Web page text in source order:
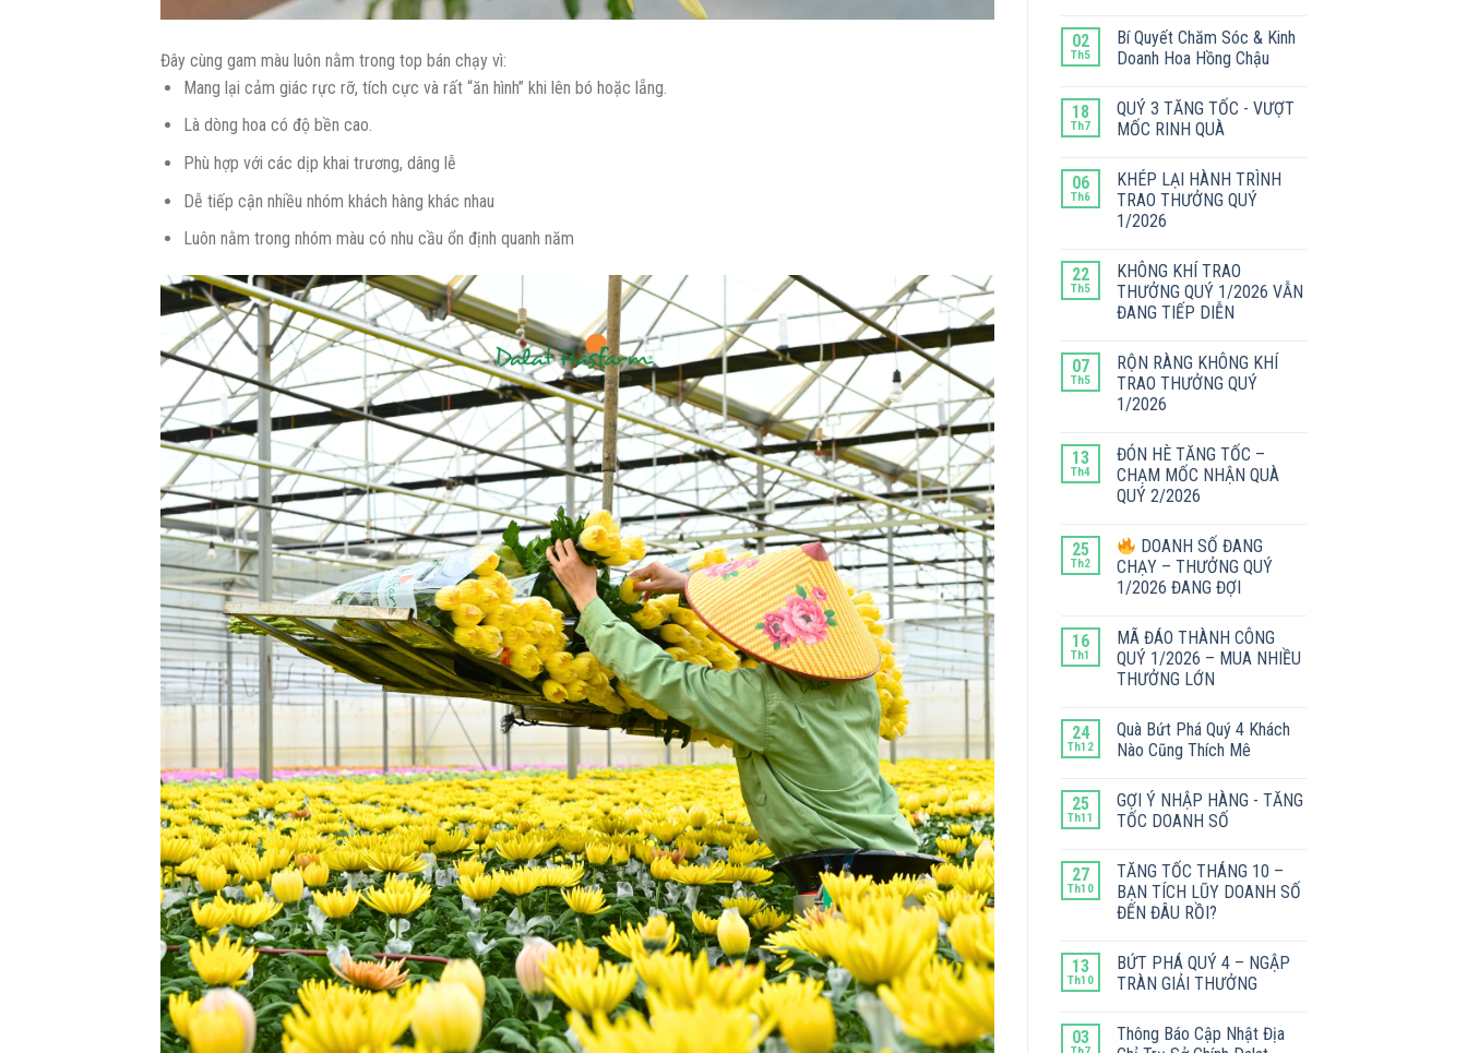
Đây cùng gam màu luôn nằm trong top bán chạy vì:
Mang lại cảm giác rực rỡ, tích cực và rất “ăn hình” khi lên bó hoặc lẵng.
Là dòng hoa có độ bền cao.
Phù hợp với các dịp khai trương, dâng lễ
Dễ tiếp cận nhiều nhóm khách hàng khác nhau
Luôn nằm trong nhóm màu có nhu cầu ổn định quanh năm
02
Th5
Bí Quyết Chăm Sóc & Kinh
Doanh Hoa Hồng Chậu
18
Th7
QUÝ 3 TĂNG TỐC - VƯỢT
MỐC RINH QUÀ
06
Th6
KHÉP LẠI HÀNH TRÌNH
TRAO THƯỞNG QUÝ
1/2026
22
Th5
KHÔNG KHÍ TRAO
THƯỞNG QUÝ 1/2026 VẪN
ĐANG TIẾP DIỄN
07
Th5
RỘN RÀNG KHÔNG KHÍ
TRAO THƯỞNG QUÝ
1/2026
13
Th4
ĐÓN HÈ TĂNG TỐC –
CHẠM MỐC NHẬN QUÀ
QUÝ 2/2026
25
Th2
DOANH SỐ ĐANG
CHẠY – THƯỞNG QUÝ
1/2026 ĐANG ĐỢI
16
Th1
MÃ ĐÁO THÀNH CÔNG
QUÝ 1/2026 – MUA NHIỀU
THƯỞNG LỚN
24
Th12
Quà Bứt Phá Quý 4 Khách
Nào Cũng Thích Mê
25
Th11
GỢI Ý NHẬP HÀNG - TĂNG
TỐC DOANH SỐ
27
Th10
TĂNG TỐC THÁNG 10 –
BẠN TÍCH LŨY DOANH SỐ
ĐẾN ĐÂU RỒI?
13
Th10
BỨT PHÁ QUÝ 4 – NGẬP
TRÀN GIẢI THƯỞNG
03
Thông Báo Cập Nhật Địa